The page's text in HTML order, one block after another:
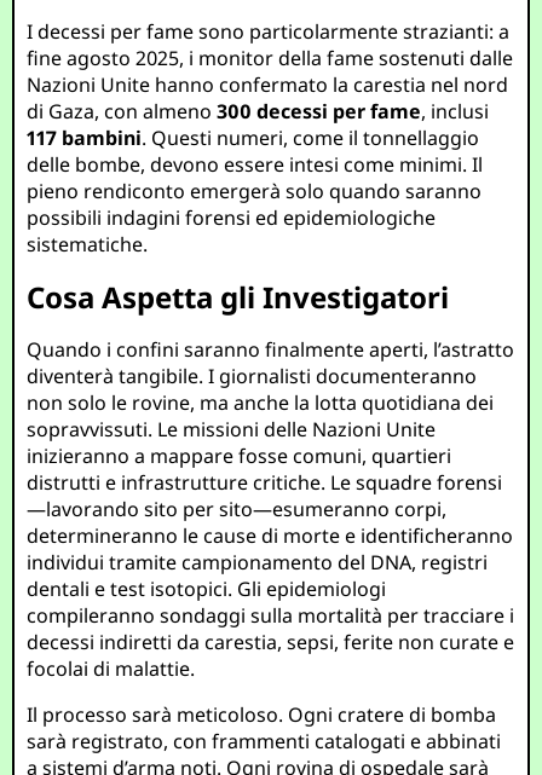
I decessi per fame sono particolarmente strazianti: a
fine agosto 2025, i monitor della fame sostenuti dalle
Nazioni Unite hanno confermato la carestia nel nord
di Gaza, con almeno300 decessi per fame, inclusi
117 bambini. Questi numeri, come il tonnellaggio
delle bombe, devono essere intesi come minimi. Il
pieno rendiconto emergerà solo quando saranno
possibili indagini forensi ed epidemiologiche
sistematiche.
Cosa Aspetta gli Investigatori
Quando i confini saranno finalmente aperti, l’astratto
diventerà tangibile. I giornalisti documenteranno
non solo le rovine, ma anche la lotta quotidiana dei
sopravvissuti. Le missioni delle Nazioni Unite
inizieranno a mappare fosse comuni, quartieri
distrutti e infrastrutture critiche. Le squadre forensi
—lavorando sito per sito—esumeranno corpi,
determineranno le cause di morte e identificheranno
individui tramite campionamento del DNA, registri
dentali e test isotopici. Gli epidemiologi
compileranno sondaggi sulla mortalità per tracciare i
decessi indiretti da carestia, sepsi, ferite non curate e
focolai di malattie.
Il processo sarà meticoloso. Ogni cratere di bomba
sarà registrato, con frammenti catalogati e abbinati
a sistemi d’arma noti. Ogni rovina di ospedale sarà